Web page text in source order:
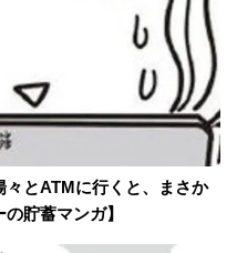
とATMに行くと、まさか
貯蓄マンガ】